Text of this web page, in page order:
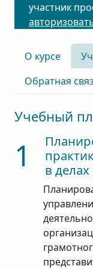
участник
О курсе
Обратная
Учебный
1
в